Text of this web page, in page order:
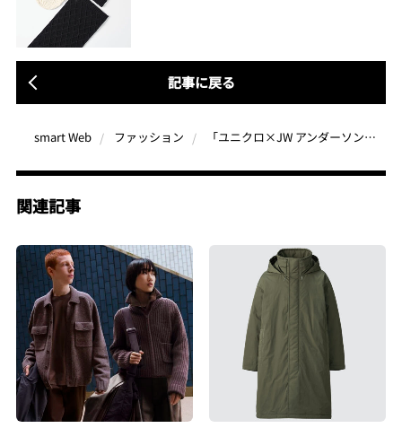
記事に戻る
smart Web ファッション 「ユニクロ×JW アンダーソン秋冬新作コレクション」ムード満点の“ほっこり感”で一気に秋冬スタイルに
関連記事